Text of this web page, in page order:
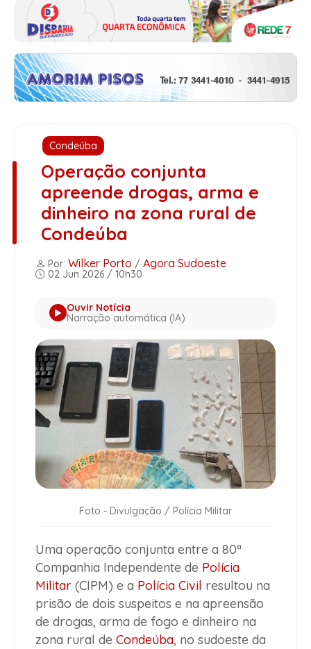
Condeúba
Operação conjunta
apreende drogas, arma e
dinheiro na zona rural de
Condeúba
Por: Wilker Porto / Agora Sudoeste
02 Jun 2026 / 10h30
Ouvir Notícia
Narração automática (IA)
Foto - Divulgação / Polícia Militar
Uma operação conjunta entre a 80ª
Companhia Independente de Polícia
Militar (CIPM) e a Polícia Civil resultou na
prisão de dois suspeitos e na apreensão
de drogas, arma de fogo e dinheiro na
zona rural de Condeúba, no sudoeste da